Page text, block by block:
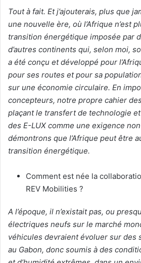
Tout à fait. Et j’ajouterais, plus que
une nouvelle ère, où l’Afrique n’est
transition énergétique imposée par
d’autres continents qui, selon moi,
a été conçu et développé pour
pour ses routes et pour sa
sur une économie circulaire. En
concepteurs, notre propre cahier
plaçant le transfert de technologie et
des E-LUX comme une exigence
démontrons que l’Afrique peut être
transition énergétique.
Comment est née la
REV Mobilities ?
A l’époque, il n’existait pas, ou
électriques neufs sur le marché
véhicules devraient évoluer sur des
au Gabon, donc soumis à des